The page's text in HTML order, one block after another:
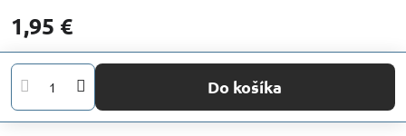
1,95 €
Do košíka